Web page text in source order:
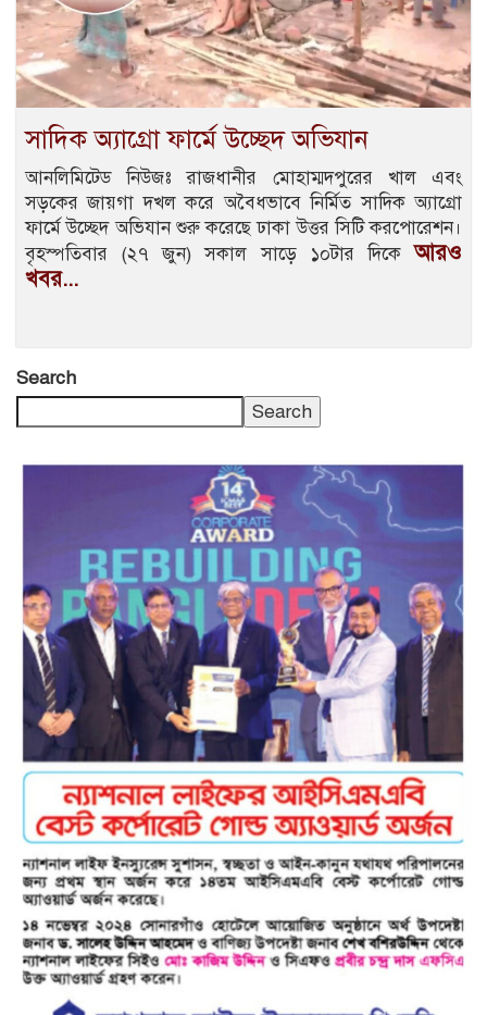
সাদিক অ্যাগ্রো ফার্মে উচ্ছেদ অভিযান
আনলিমিটেড নিউজঃ রাজধানীর মোহাম্মদপুরের খাল এবং
সড়কের জায়গা দখল করে অবৈধভাবে নির্মিত সাদিক অ্যাগ্রো
ফার্মে উচ্ছেদ অভিযান শুরু করেছে ঢাকা উত্তর সিটি করপোরেশন।
বৃহস্পতিবার (২৭ জুন) সকাল সাড়ে ১০টার দিকেআরও
খবর...
Search
Search